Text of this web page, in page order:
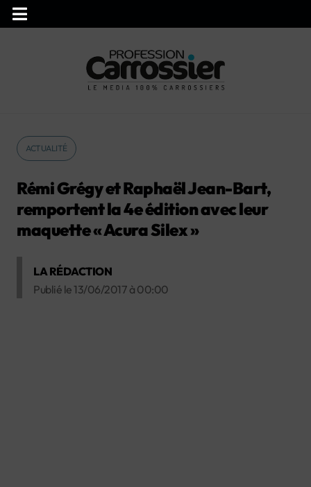
ACTUALITÉ
Rémi Grégy et Raphaël Jean-Bart,
remportent la 4e édition avec leur
maquette « Acura Silex »
LA RÉDACTION
Publié le 13/06/2017 à 00:00